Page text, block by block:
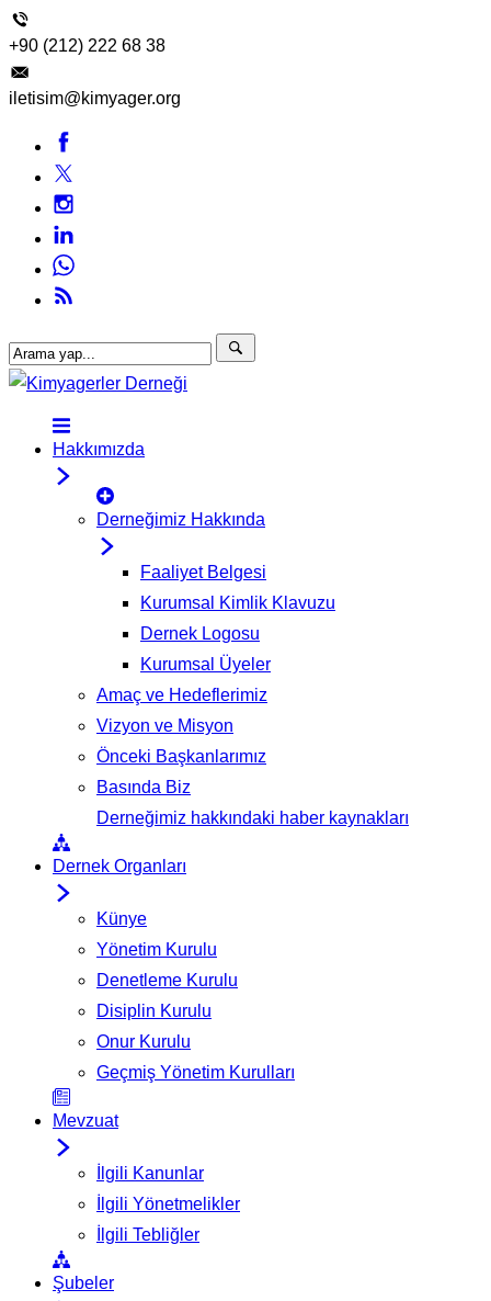
+90 (212) 222 68 38
iletisim@kimyager.org
Hakkımızda
Derneğimiz Hakkında
Faaliyet Belgesi
Kurumsal Kimlik Klavuzu
Dernek Logosu
Kurumsal Üyeler
Amaç ve Hedeflerimiz
Vizyon ve Misyon
Önceki Başkanlarımız
Basında Biz
Derneğimiz hakkındaki haber kaynakları
Dernek Organları
Künye
Yönetim Kurulu
Denetleme Kurulu
Disiplin Kurulu
Onur Kurulu
Geçmiş Yönetim Kurulları
Mevzuat
İlgili Kanunlar
İlgili Yönetmelikler
İlgili Tebliğler
Şubeler